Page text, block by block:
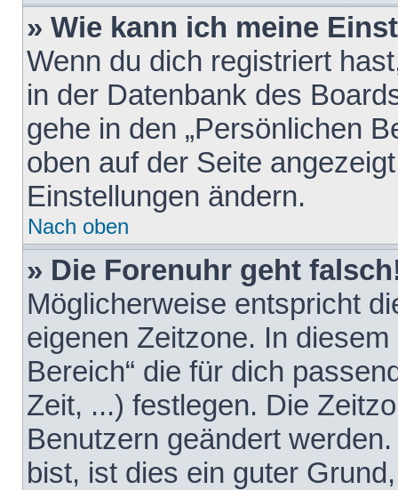
» Wie kann ich meine
Wenn du dich registriert
in der Datenbank des
gehe in den „Persönlichen
oben auf der Seite
Einstellungen ändern.
Nach oben
» Die Forenuhr geht
Möglicherweise entspricht
eigenen Zeitzone. In
Bereich“ die für dich
Zeit, ...) festlegen. Die
Benutzern geändert
bist, ist dies ein guter